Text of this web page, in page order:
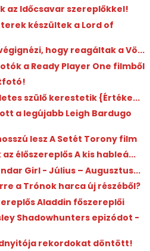
az Időcsavar szereplőkkel!
készültek a Lord of
hogy reagáltak a Vö...
a Ready Player One filmből
​szülő kerestetik {Értéke...
a legújabb Leigh Bardugo
lesz A Setét Torony film
élőszereplős A kis hableá...
Girl - Július ​– Augusztus...
a Trónok harca új részéből?
Aladdin főszereplői
Shadowhunters epizódot -
rekordokat döntött!